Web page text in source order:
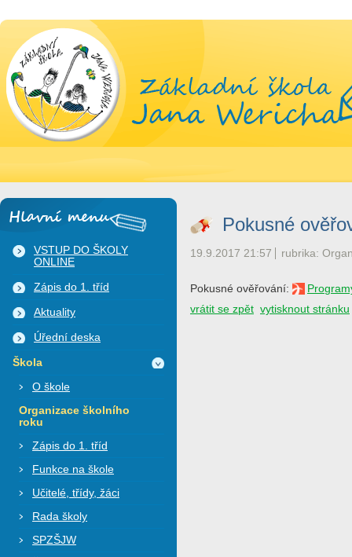
Hlavní menu
VSTUP DO ŠKOLY
ONLINE
Zápis do 1. tříd
Aktuality
Úřední deska
Škola
O škole
Organizace školního
roku
Zápis do 1. tříd
Funkce na škole
Učitelé, třídy, žáci
Rada školy
SPZŠJW
Pokusné
19.9.2017 21:57 rubrika:
Pokusné ověřování:
vrátit se zpět vytisknout stránku